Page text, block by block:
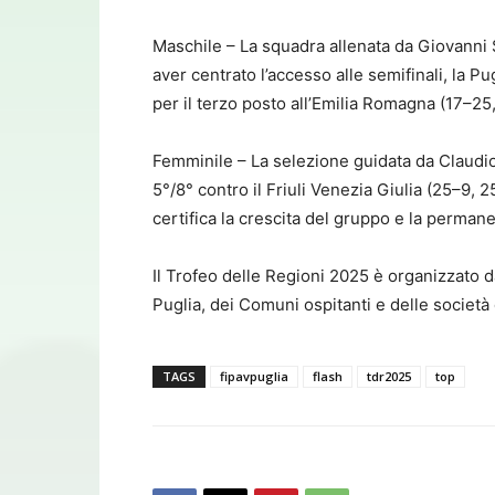
Maschile – La squadra allenata da
aver centrato l’accesso alle semifinali, la
per il terzo posto all’Emilia Romagna
Femminile – La selezione guidata da
5°/8° contro il Friuli Venezia Giulia (25–9,
certifica la crescita del gruppo e la
Il Trofeo delle Regioni 2025 è organizzato
Puglia, dei Comuni ospitanti e delle
TAGS fipavpuglia flash tdr2025 top